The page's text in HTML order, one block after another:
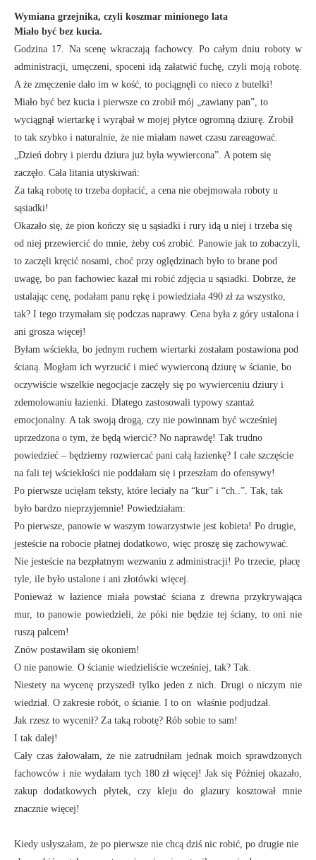
Wymiana grzejnika, czyli koszmar minionego lata
Miało być bez kucia.
Godzina 17. Na scenę wkraczają fachowcy. Po całym dniu roboty w
administracji, umęczeni, spoceni idą załatwić fuchę, czyli moją robotę.
A że zmęczenie dało im w kość, to pociągnęli co nieco z butelki!
Miało być bez kucia i pierwsze co zrobił mój „zawiany pan”, to
wyciągnął wiertarkę i wyrąbał w mojej płytce ogromną dziurę. Zrobił
to tak szybko i naturalnie, że nie miałam nawet czasu zareagować.
„Dzień dobry i pierdu dziura już była wywiercona”. A potem się
zaczęło. Cała litania utyskiwań:
Za taką robotę to trzeba dopłacić, a cena nie obejmowała roboty u
sąsiadki!
Okazało się, że pion kończy się u sąsiadki i rury idą u niej i trzeba się
od niej przewiercić do mnie, żeby coś zrobić. Panowie jak to zobaczyli,
to zaczęli kręcić nosami, choć przy oględzinach było to brane pod
uwagę, bo pan fachowiec kazał mi robić zdjęcia u sąsiadki. Dobrze, że
ustalając cenę, podałam panu rękę i powiedziała 490 zł za wszystko,
tak? I tego trzymałam się podczas naprawy. Cena była z góry ustalona i
ani grosza więcej!
Byłam wściekła, bo jednym ruchem wiertarki zostałam postawiona pod
ścianą. Mogłam ich wyrzucić i mieć wywierconą dziurę w ścianie, bo
oczywiście wszelkie negocjacje zaczęły się po wywierceniu dziury i
zdemolowaniu łazienki. Dlatego zastosowali typowy szantaż
emocjonalny. A tak swoją drogą, czy nie powinnam być wcześniej
uprzedzona o tym, że będą wiercić? No naprawdę! Tak trudno
powiedzieć – będziemy rozwiercać pani całą łazienkę? I całe szczęście
na fali tej wściekłości nie poddałam się i przeszłam do ofensywy!
Po pierwsze ucięłam teksty, które leciały na “kur” i “ch..”. Tak, tak
było bardzo nieprzyjemnie! Powiedziałam:
Po pierwsze, panowie w waszym towarzystwie jest kobieta! Po drugie,
jesteście na robocie płatnej dodatkowo, więc proszę się zachowywać.
Nie jesteście na bezpłatnym wezwaniu z administracji! Po trzecie, płacę
tyle, ile było ustalone i ani złotówki więcej.
Ponieważ w łazience miała powstać ściana z drewna przykrywająca
mur, to panowie powiedzieli, że póki nie będzie tej ściany, to oni nie
ruszą palcem!
Znów postawiłam się okoniem!
O nie panowie. O ścianie wiedzieliście wcześniej, tak? Tak.
Niestety na wycenę przyszedł tylko jeden z nich. Drugi o niczym nie
wiedział. O zakresie robót, o ścianie. I to on właśnie podjudzał.
Jak rzesz to wycenił? Za taką robotę? Rób sobie to sam!
I tak dalej!
Cały czas żałowałam, że nie zatrudniłam jednak moich sprawdzonych
fachowców i nie wydałam tych 180 zł więcej! Jak się Później okazało,
zakup dodatkowych płytek, czy kleju do glazury kosztował mnie
znacznie więcej!
Kiedy usłyszałam, że po pierwsze nie chcą dziś nic robić, po drugie nie